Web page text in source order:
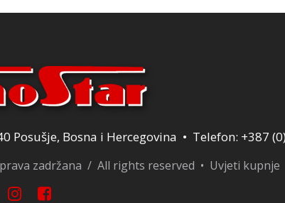
Posušje, Bosna i Hercegovina • Telefon: +387
zadržana / All rights reserved • Uvjeti kupnje